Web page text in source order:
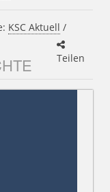
KSC Aktuell /
Teilen